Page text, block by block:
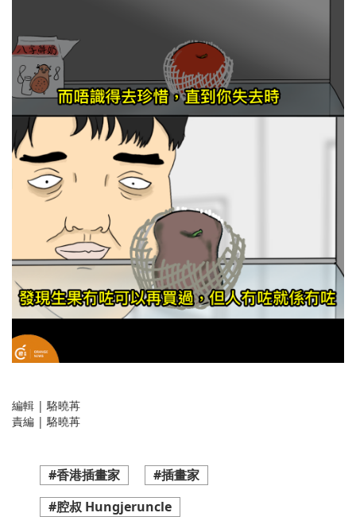
編輯 | 駱曉苒
責編 | 駱曉苒
#香港插畫家
#插畫家
#腔叔 Hungjeruncle